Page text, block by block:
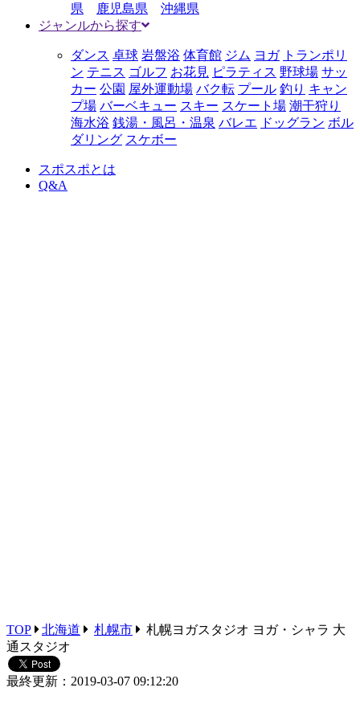
県
鹿児島県
沖縄県
ジャンルから探す
ダンス 卓球 岩盤浴 体育館 ジム ヨガ トランポリ
ン テニス ゴルフ お花見 ピラティス 野球場 サッ
カー 公園 屋外運動場 バク転 プール 釣り キャン
プ場 バーベキュー スキー スケート場 潮干狩り
海水浴 銭湯・風呂・温泉 バレエ ドッグラン ボル
ダリング スケボー
スポスポとは
Q&A
TOP 北海道 札幌市
札幌ヨガスタジオ ヨガ・シャラ 大
通スタジオ
最終更新：2019-03-07 09:12:20